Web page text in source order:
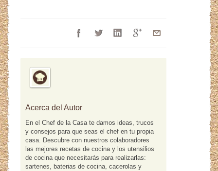
Acerca del Autor
En el Chef de la Casa te damos ideas, trucos
y consejos para que seas el chef en tu propia
casa. Descubre con nuestros colaboradores
las mejores recetas de cocina y los utensilios
de cocina que necesitarás para realizarlas:
sartenes, baterias de cocina, cacerolas y